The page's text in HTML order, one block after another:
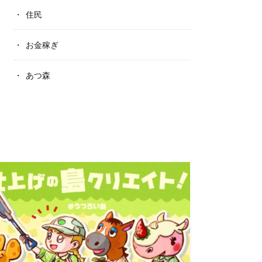
住民
お金稼ぎ
あつ森